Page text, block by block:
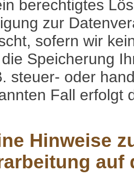
berechtigtes
zur
sofern wir
Speicherung
steuer- oder
Fall erfolgt
Hinweise
auf